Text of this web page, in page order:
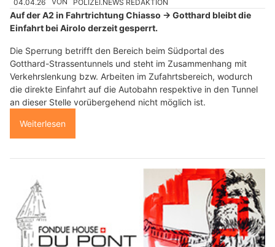
04.04.26 VON POLIZEI.NEWS REDAKTION
Auf der A2 in Fahrtrichtung Chiasso → Gotthard bleibt die
Einfahrt bei Airolo derzeit gesperrt.
Die Sperrung betrifft den Bereich beim Südportal des
Gotthard-Strassentunnels und steht im Zusammenhang mit
Verkehrslenkung bzw. Arbeiten im Zufahrtsbereich, wodurch
die direkte Einfahrt auf die Autobahn respektive in den Tunnel
an dieser Stelle vorübergehend nicht möglich ist.
Weiterlesen